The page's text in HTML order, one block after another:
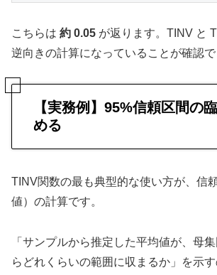
こちらは 約 0.05 が返ります。TINV と
逆向きの計算になっていることが確認で
【実務例】95%信頼区間の
める
TINV関数の最も典型的な使い方が、信
値）の計算です。
「サンプルから推定した平均値が、母
らどれくらいの範囲に収まるか」を示